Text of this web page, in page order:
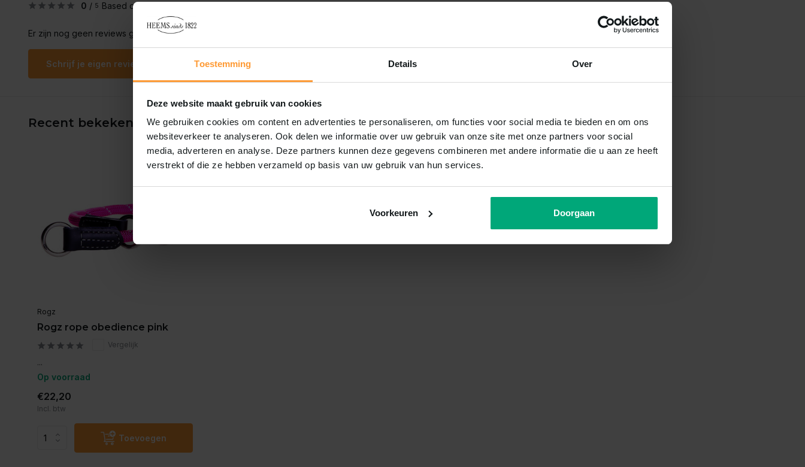
Toestemming Details Over
Deze website maakt gebruik van cookies
We gebruiken cookies om content en advertenties te personaliseren, om functies voor social media te bieden en om ons
websiteverkeer te analyseren. Ook delen we informatie over uw gebruik van onze site met onze partners voor social
media, adverteren en analyse. Deze partners kunnen deze gegevens combineren met andere informatie die u aan ze heeft
verstrekt of die ze hebben verzameld op basis van uw gebruik van hun services.
Voorkeuren Doorgaan
0 / 5 Based on 0 reviews
Er zijn nog geen reviews geschreven over dit product..
Schrijf je eigen review
Recent bekeken
Rogz
Rogz rope obedience pink
Vergelijk
...
Op voorraad
€22,20
Incl. btw
Toevoegen